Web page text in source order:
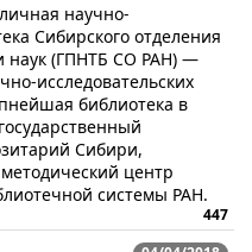
научно-
Сибирского отделения
наук (ГПНТБ СО РАН) —
исследовательских
библиотека в
Сибири,
центр
системы РАН.
447